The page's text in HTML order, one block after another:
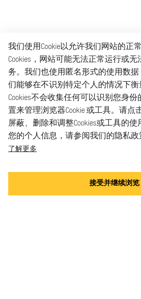
我们使用Cookie以允许我们网站的正
Cookies，网站可能无法正常运行或
务。我们也使用匿名形式的使用数据
们能够在不识别特定个人的情况下
Cookies不会收集任何可以识别您身
置来管理浏览器Cookie 或工具。请点
屏蔽、删除和调整Cookies或工具的
您的个人信息，请参阅我们的隐私政
了解更多
接受并继续浏览